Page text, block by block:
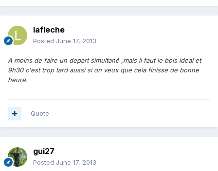
lafleche
Posted June 17, 2013
A moins de faire un depart simultané ,mais il faut le bois ideal et
9h30 c'est trop tard aussi si on veux que cela finisse de bonne
heure.
Quote
gui27
Posted June 17, 2013